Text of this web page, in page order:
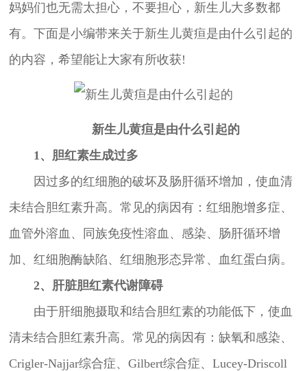
妈妈们也无需太担心，不要担心，新生儿大多数都
有。下面是小编带来关于新生儿黄疸是由什么引起的
的内容，希望能让大家有所收获!
新生儿黄疸是由什么引起的
1、胆红素生成过多
因过多的红细胞的破坏及肠肝循环增加，使血清
未结合胆红素升高。常见的病因有：红细胞增多症、
血管外溶血、同族免疫性溶血、感染、肠肝循环增
加、红细胞酶缺陷、红细胞形态异常、血红蛋白病。
2、肝脏胆红素代谢障碍
由于肝细胞摄取和结合胆红素的功能低下，使血
清未结合胆红素升高。常见的病因有：缺氧和感染、
Crigler-Najjar综合症、Gilbert综合症、Lucey-Driscoll